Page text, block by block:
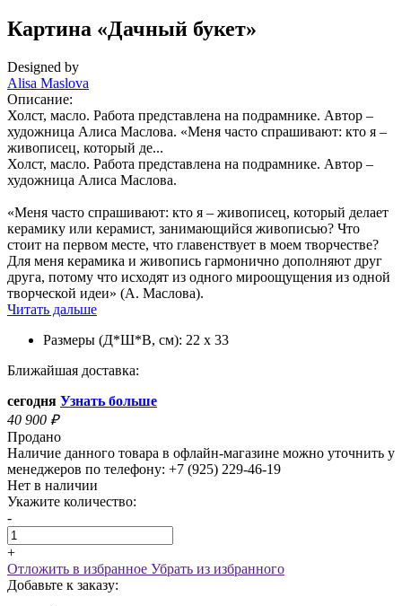
Картина «Дачный букет»
Designed by
Alisa Maslova
Описание:
Холст, масло. Работа представлена на подрамнике. Автор –
художница Алиса Маслова. «Меня часто спрашивают: кто я –
живописец, который де...
Холст, масло. Работа представлена на подрамнике. Автор –
художница Алиса Маслова.
«Меня часто спрашивают: кто я – живописец, который делает
керамику или керамист, занимающийся живописью? Что
стоит на первом месте, что главенствует в моем творчестве?
Для меня керамика и живопись гармонично дополняют друг
друга, потому что исходят из одного мироощущения из одной
творческой идеи» (А. Маслова).
Читать дальше
Размеры (Д*Ш*В, см): 22 х 33
Ближайшая доставка:
сегодня Узнать больше
40 900 ₽
Продано
Наличие данного товара в офлайн-магазине можно уточнить у
менеджеров по телефону: +7 (925) 229-46-19
Нет в наличии
Укажите количество:
-
+
Отложить в избранное Убрать из избранного
Добавьте к заказу: